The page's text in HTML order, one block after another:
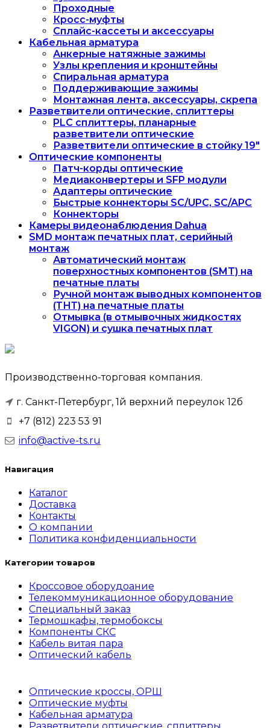
Проходные
Кросс-муфты
Сплайс-кассеты и аксессуары
Кабельная арматура
Анкерные натяжные зажимы
Узлы крепления и кронштейны
Спиральная арматура
Поддерживающие зажимы
Монтажная лента, аксессуары, скрепа
Разветвители оптические, сплиттеры
PLC сплиттеры, планарные
разветвители оптические
Разветвители оптические в стойку 19"
Оптические компоненты
Патч-корды оптические
Медиаконвертеры и SFP модули
Адаптеры оптические
Быстрые коннекторы SC/UPC, SC/APC
Коннекторы
Камеры видеонаблюдения Dahua
SMD монтаж печатных плат, серийный
монтаж
Автоматический монтаж
поверхностных компонентов (SMT) на
печатные платы
Ручной монтаж выводных компонентов
(ТНТ) на печатные платы
Отмывка (в отмывочных жидкостях
VIGON) и сушка печатных плат
Производственно-торговая компания.
г. Санкт-Петербург, 1й верхний переулок 12б
+7 (812) 223 53 91
info@active-ts.ru
Навигация
Каталог
Доставка
Контакты
О компании
Политика конфиденциальности
Категории товаров
Кроссовое оборудоание
Телекоммуникационное оборудование
Специальный заказ
Термошкафы, термобоксы
Компоненты СКС
Кабель витая пара
Оптический кабель
Оптические кроссы, ОРШ
Оптические муфты
Кабельная арматура